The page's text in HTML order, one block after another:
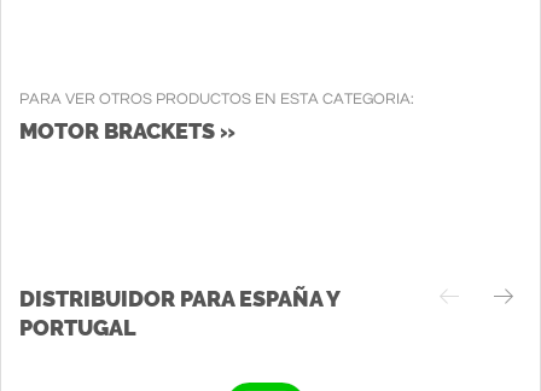
PARA VER OTROS PRODUCTOS EN ESTA CATEGORIA:
MOTOR BRACKETS »
DISTRIBUIDOR PARA ESPAÑA Y
PORTUGAL